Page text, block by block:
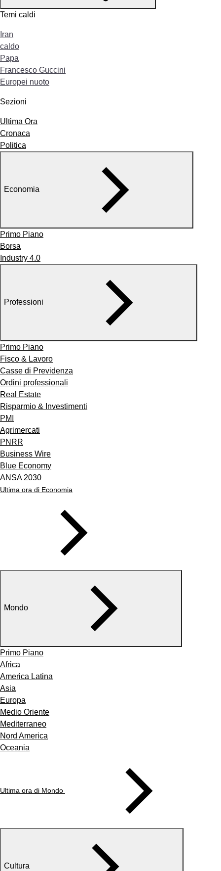
Temi caldi
Iran
caldo
Papa
Francesco Guccini
Europei nuoto
Sezioni
Ultima Ora
Cronaca
Politica
Economia
Primo Piano
Borsa
Industry 4.0
Professioni
Primo Piano
Fisco & Lavoro
Casse di Previdenza
Ordini professionali
Real Estate
Risparmio & Investimenti
PMI
Agrimercati
PNRR
Business Wire
Blue Economy
ANSA 2030
Ultima ora di Economia
Mondo
Primo Piano
Africa
America Latina
Asia
Europa
Medio Oriente
Mediterraneo
Nord America
Oceania
Ultima ora di Mondo
Cultura